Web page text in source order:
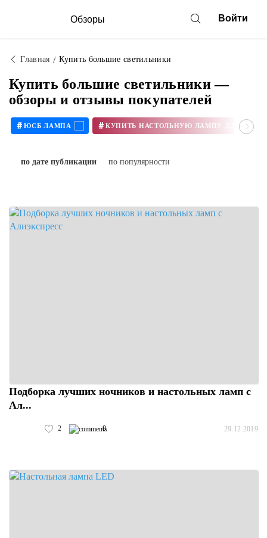
Обзоры Войти
Главная Купить большие светильники
Купить большие светильники —
обзоры и отзывы покупателей
# ЮСБ ЛАМПА #
по дате публикации по популярности
Подборка лучших ночников и настольных ламп с
Ал...
2 0 29.12.2019